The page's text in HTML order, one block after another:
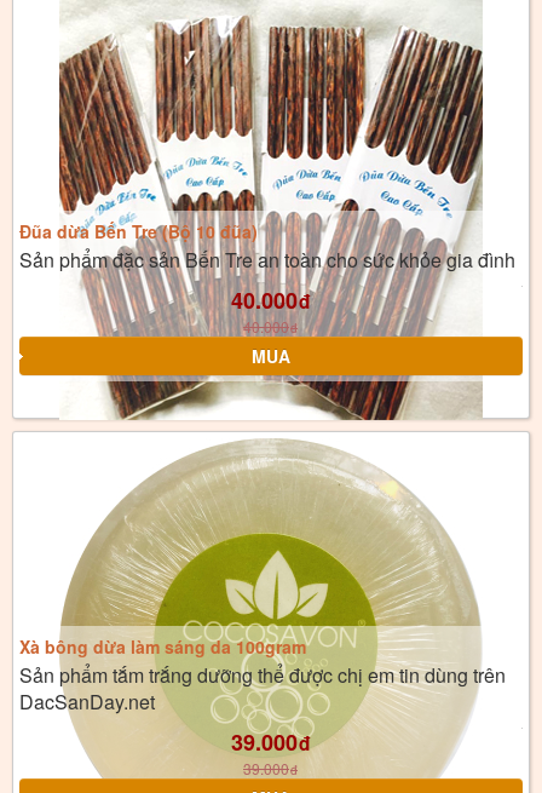
Đũa dừa Bến Tre (Bộ 10 đũa)
Sản phẩm đặc sản Bến Tre an toàn cho sức khỏe gia đình
40.000đ
40.000đ
Xà bông dừa làm sáng da 100gram
Sản phẩm tắm trắng dưỡng thể được chị em tin dùng trên
DacSanDay.net
39.000đ
39.000đ